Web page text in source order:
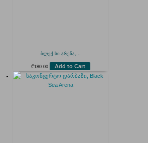
ბლექ სი არენა,...
₾180.00 Add to Cart